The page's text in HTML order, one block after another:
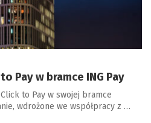
Pay w bramce ING Pay
to Pay w swojej bramce
wdrożone we współpracy z …